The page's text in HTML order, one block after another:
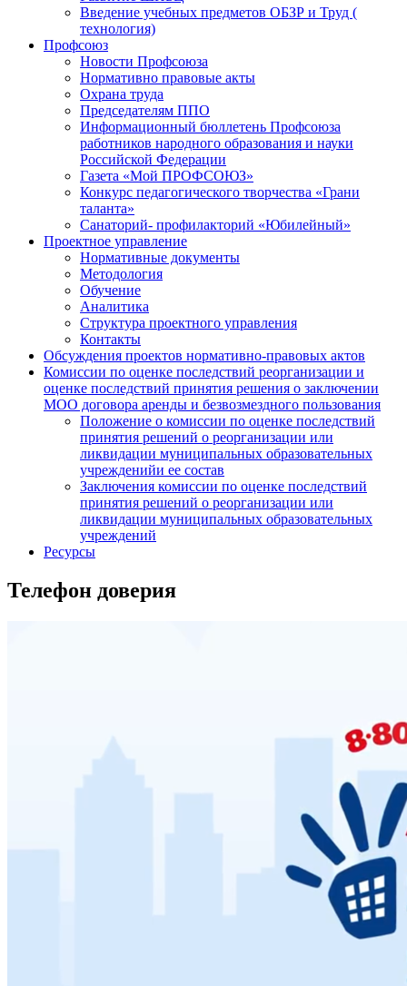
Введение учебных предметов ОБЗР и Труд (
технология)
Профсоюз
Новости Профсоюза
Нормативно правовые акты
Охрана труда
Председателям ППО
Информационный бюллетень Профсоюза
работников народного образования и науки
Российской Федерации
Газета «Мой ПРОФСОЮЗ»
Конкурс педагогического творчества «Грани
таланта»
Санаторий- профилакторий «Юбилейный»
Проектное управление
Нормативные документы
Методология
Обучение
Аналитика
Структура проектного управления
Контакты
Обсуждения проектов нормативно-правовых актов
Комиссии по оценке последствий реорганизации и
оценке последствий принятия решения о заключении
МОО договора аренды и безвозмездного пользования
Положение о комиссии по оценке последствий
принятия решений о реорганизации или
ликвидации муниципальных образовательных
учрежденийи ее состав
Заключения комиссии по оценке последствий
принятия решений о реорганизации или
ликвидации муниципальных образовательных
учреждений
Ресурсы
Телефон доверия